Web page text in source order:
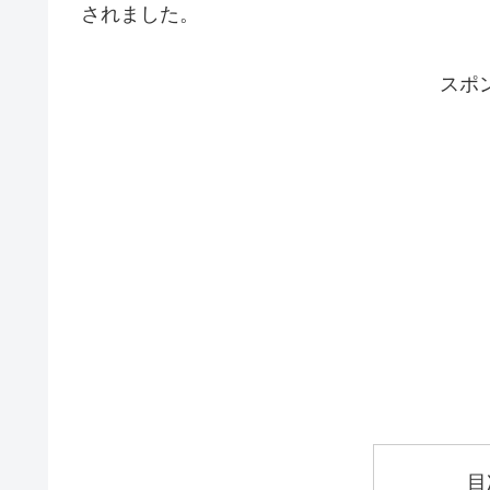
されました。
スポ